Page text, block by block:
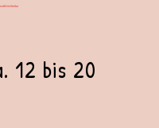
12 bis 20